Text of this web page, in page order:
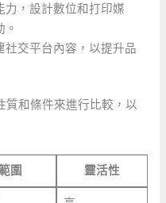
力，設計數位和打印媒
社交平台內容，以提升品
質和條件來進行比較，以
圍 靈活性